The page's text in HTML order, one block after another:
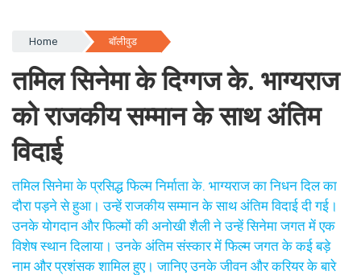
Home बॉलीवुड
तमिल सिनेमा के दिग्गज के. भाग्यराज
को राजकीय सम्मान के साथ अंतिम
विदाई
तमिल सिनेमा के प्रसिद्ध फिल्म निर्माता के. भाग्यराज का निधन दिल का
दौरा पड़ने से हुआ। उन्हें राजकीय सम्मान के साथ अंतिम विदाई दी गई।
उनके योगदान और फिल्मों की अनोखी शैली ने उन्हें सिनेमा जगत में एक
विशेष स्थान दिलाया। उनके अंतिम संस्कार में फिल्म जगत के कई बड़े
नाम और प्रशंसक शामिल हुए। जानिए उनके जीवन और करियर के बारे